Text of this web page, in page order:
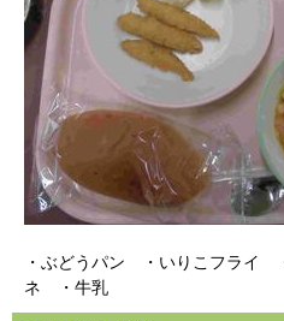
・ぶどうパン ・いりこフライ
ネ ・牛乳